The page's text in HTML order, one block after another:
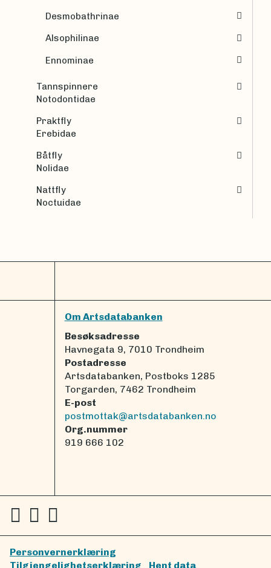
Desmobathrinae
Alsophilinae
Ennominae
Tannspinnere
Notodontidae
Praktfly
Erebidae
Båtfly
Nolidae
Nattfly
Noctuidae
Om Artsdatabanken
Besøksadresse
Havnegata 9, 7010 Trondheim
Postadresse
Artsdatabanken, Postboks 1285
Torgarden, 7462 Trondheim
E-post
postmottak@artsdatabanken.no
Org.nummer
919 666 102
Personvernerklæring
Tilgjengelighetserklæring
Hent data